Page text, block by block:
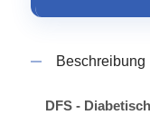
Beschreibung
DFS -